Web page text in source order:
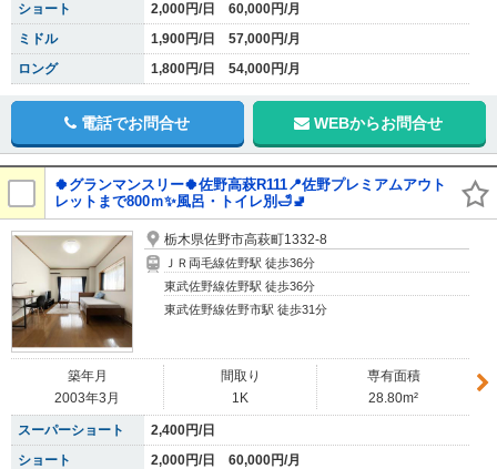
ショート
2,000円/日 60,000円/月
ミドル
1,900円/日 57,000円/月
ロング
1,800円/日 54,000円/月
電話でお問合せ WEBからお問合せ
🍀グランマンスリー🍀佐野高萩R111📍佐野プレミアムアウト
レットまで800ｍ✨風呂・トイレ別🛁🚽
栃木県佐野市高萩町1332-8
ＪＲ両毛線佐野駅 徒歩36分
東武佐野線佐野駅 徒歩36分
東武佐野線佐野市駅 徒歩31分
築年月
2003年3月
間取り
1K
専有面積
28.80m²
スーパーショート
2,400円/日
ショート
2,000円/日 60,000円/月